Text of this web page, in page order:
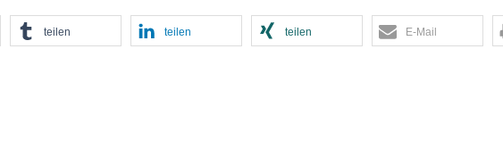
teilen teilen teilen E-Mail